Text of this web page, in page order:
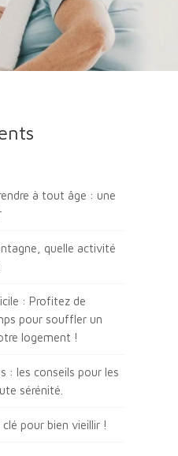
à tout âge : une
quelle activité
: Profitez de
pour souffler un
logement !
: les conseils pour les
sérénité.
pour bien vieillir !